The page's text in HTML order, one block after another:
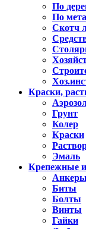
По
По
Скотч
Краски,
Грунт
Колер
Краски
Эмаль
Крепежные
Анкеры
Биты
Болты
Винты
Гайки